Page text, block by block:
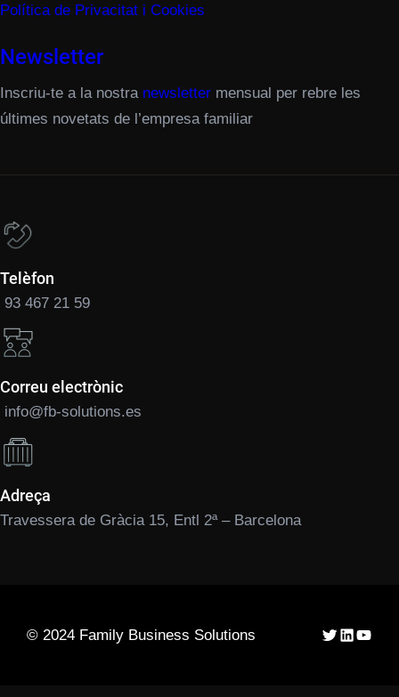
Política de Privacitat i Cookies
Newsletter
Inscriu-te a la nostra newsletter mensual per rebre les
últimes novetats de l’empresa familiar
Telèfon
93 467 21 59
Correu electrònic
info@fb-solutions.es
Adreça
Travessera de Gràcia 15, Entl 2ª – Barcelona
© 2024 Family Business Solutions Twitter
LinkedIn